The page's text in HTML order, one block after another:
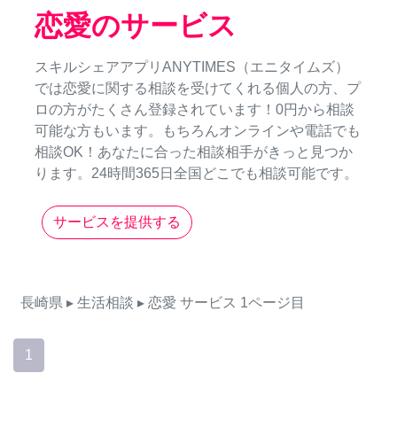
恋愛のサービス
スキルシェアアプリANYTIMES（エニタイムズ）
では恋愛に関する相談を受けてくれる個人の方、プ
ロの方がたくさん登録されています！0円から相談
可能な方もいます。もちろんオンラインや電話でも
相談OK！あなたに合った相談相手がきっと見つか
ります。24時間365日全国どこでも相談可能です。
サービスを提供する
長崎県 ▸ 生活相談 ▸ 恋愛 サービス 1ページ目
1